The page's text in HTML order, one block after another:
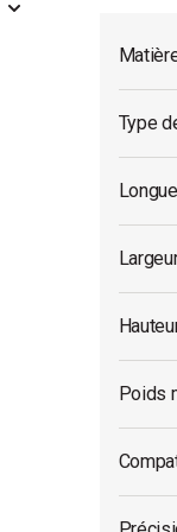
Type
Poids